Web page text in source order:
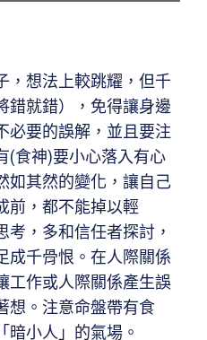
，想法上較跳耀，但千
錯就錯），免得讓身邊
必要的誤解，並且要注
(食神)要小心落入有心
如其然的變化，讓自己
前，都不能掉以輕
考，多和信任者探討，
成千骨恨。在人際關係
工作或人際關係產生誤
想。注意命盤帶有食
暗小人」的氣場。